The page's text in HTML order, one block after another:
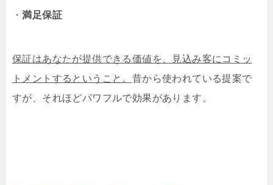
・満足保証
保証はあなたが提供できる価値を、見込み客にコミッ
トメントするということ。 昔から使われている提案で
すが、それほどパワフルで効果があります。